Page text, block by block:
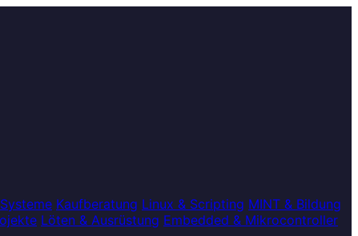
Kaufberatung Linux & Scripting MINT & Bildung
Löten & Ausrüstung Embedded & Mikrocontroller